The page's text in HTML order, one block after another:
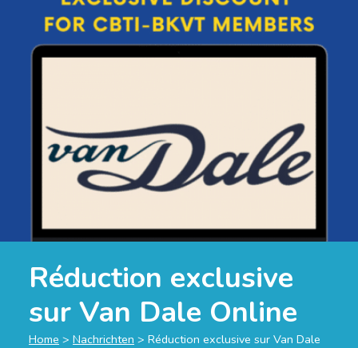
Réduction exclusive
sur Van Dale Online
Home > Nachrichten > Réduction exclusive sur Van Dale